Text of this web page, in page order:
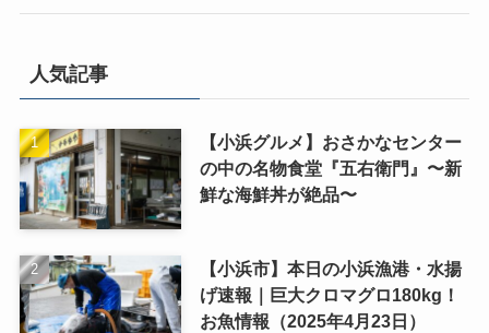
人気記事
【小浜グルメ】おさかなセンター
の中の名物食堂『五右衛門』〜新
鮮な海鮮丼が絶品〜
【小浜市】本日の小浜漁港・水揚
げ速報｜巨大クロマグロ180kg！
お魚情報（2025年4月23日）